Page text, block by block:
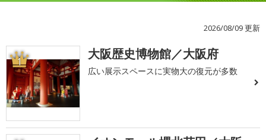
2026/08/09 更新
1 大阪歴史博物館／大阪府
広い展示スペースに実物大の復元が多数